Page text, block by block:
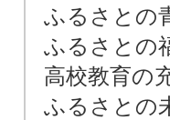
ふるさとの
ふるさとの
高校教育の
ふるさとの